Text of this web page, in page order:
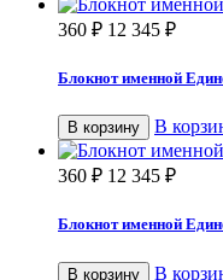
360 ₽ 12 345 ₽
Блокнот именной
В корзину В
360 ₽ 12 345 ₽
Блокнот именной
В корзину В